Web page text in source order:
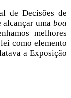
de Decisões de
alcançar uma boa
melhores
como elemento
a Exposição